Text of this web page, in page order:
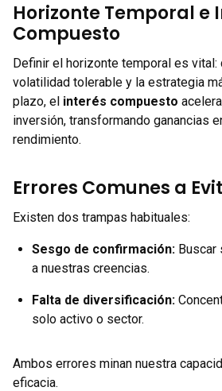
Horizonte Temporal e
Compuesto
Definir el horizonte temporal es vital:
volatilidad tolerable y la estrategia
plazo, el interés compuesto
inversión, transformando ganancias
rendimiento.
Errores Comunes a
Existen dos trampas habituales:
Sesgo de confirmación: Buscar
a nuestras creencias.
Falta de diversificación:
solo activo o sector.
Ambos errores minan nuestra
eficacia.